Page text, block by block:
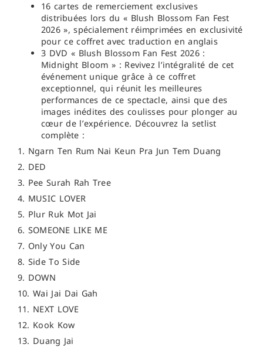
16 cartes de remerciement exclusives
distribuées lors du « Blush Blossom Fan Fest
2026 », spécialement réimprimées en exclusivité
pour ce coffret avec traduction en anglais
3 DVD « Blush Blossom Fan Fest 2026 :
Midnight Bloom » : Revivez l’intégralité de cet
événement unique grâce à ce coffret
exceptionnel, qui réunit les meilleures
performances de ce spectacle, ainsi que des
images inédites des coulisses pour plonger au
cœur de l’expérience. Découvrez la setlist
complète :
1. Ngarn Ten Rum Nai Keun Pra Jun Tem Duang
2. DED
3. Pee Surah Rah Tree
4. MUSIC LOVER
5. Plur Ruk Mot Jai
6. SOMEONE LIKE ME
7. Only You Can
8. Side To Side
9. DOWN
10. Wai Jai Dai Gah
11. NEXT LOVE
12. Kook Kow
13. Duang Jai